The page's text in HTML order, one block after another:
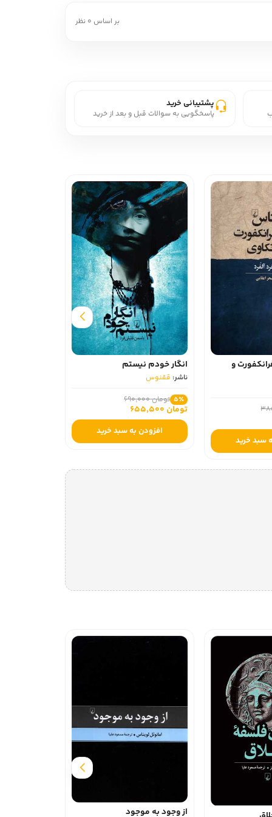
بر اساس 0 نظر
پشتیبانی خرید
پاسخگویی به سوالات قبل و بعد از خرید
و
سبد خرید
انگار خودم نیستم
ناشر: ققنوس
5٪ تومان 690,000
تومان 655,500
افزودن به سبد خرید
از وجود به موجود